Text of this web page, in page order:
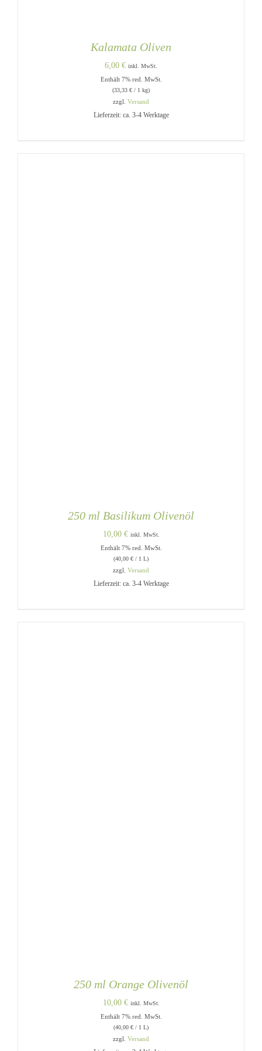
Kalamata Oliven
6,00 € inkl. MwSt.
Enthält 7% red. MwSt.
(33,33 € / 1 kg)
zzgl. Versand
Lieferzeit: ca. 3-4 Werktage
250 ml Basilikum Olivenöl
10,00 € inkl. MwSt.
Enthält 7% red. MwSt.
(40,00 € / 1 L)
zzgl. Versand
Lieferzeit: ca. 3-4 Werktage
250 ml Orange Olivenöl
10,00 € inkl. MwSt.
Enthält 7% red. MwSt.
(40,00 € / 1 L)
zzgl. Versand